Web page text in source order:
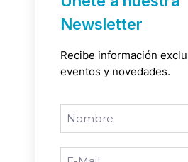
Newsletter
Recibe información
eventos y novedades.